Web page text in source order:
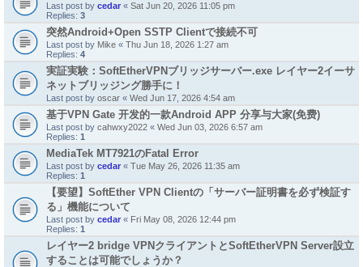
Last post by cedar « Sat Jun 20, 2026 11:05 pm
Replies: 3
突然Android+Open SSTP Clientで接続不可
Last post by Mike « Thu Jun 18, 2026 1:27 am
Replies: 4
実証実験：SoftEtherVPNブリッジサーバー.exe レイヤー2イーサ
ネットブリッジング勝手に！
Last post by oscar « Wed Jun 17, 2026 4:54 am
基于VPN Gate 开发的一款Android APP 分享与大家(免费)
Last post by cahwxy2022 « Wed Jun 03, 2026 6:57 am
Replies: 1
MediaTek MT7921のFatal Error
Last post by cedar « Tue May 26, 2026 11:35 am
Replies: 1
【要望】SoftEther VPN Clientの「サーバー証明書を必ず検証す
る」機能について
Last post by cedar « Fri May 08, 2026 12:44 pm
Replies: 1
レイヤー2 bridge VPNクライアントとSoftEtherVPN Server設立
することは可能でしょうか？